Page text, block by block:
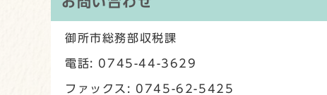
御所市総務部収税課
電話: 0745-44-3629
ファックス: 0745-62-5425